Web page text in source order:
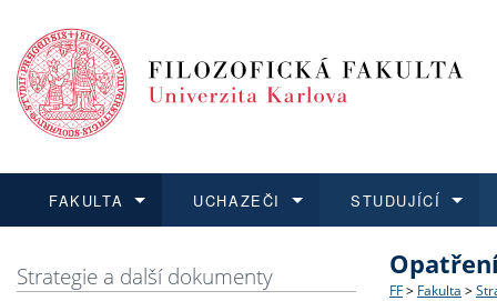
FAKULTA
Struktura
UCHAZEČI
Co
STUDUJÍCÍ
O vědě a
Aktuální
Strategie a další dokumenty FF > Fakulta >